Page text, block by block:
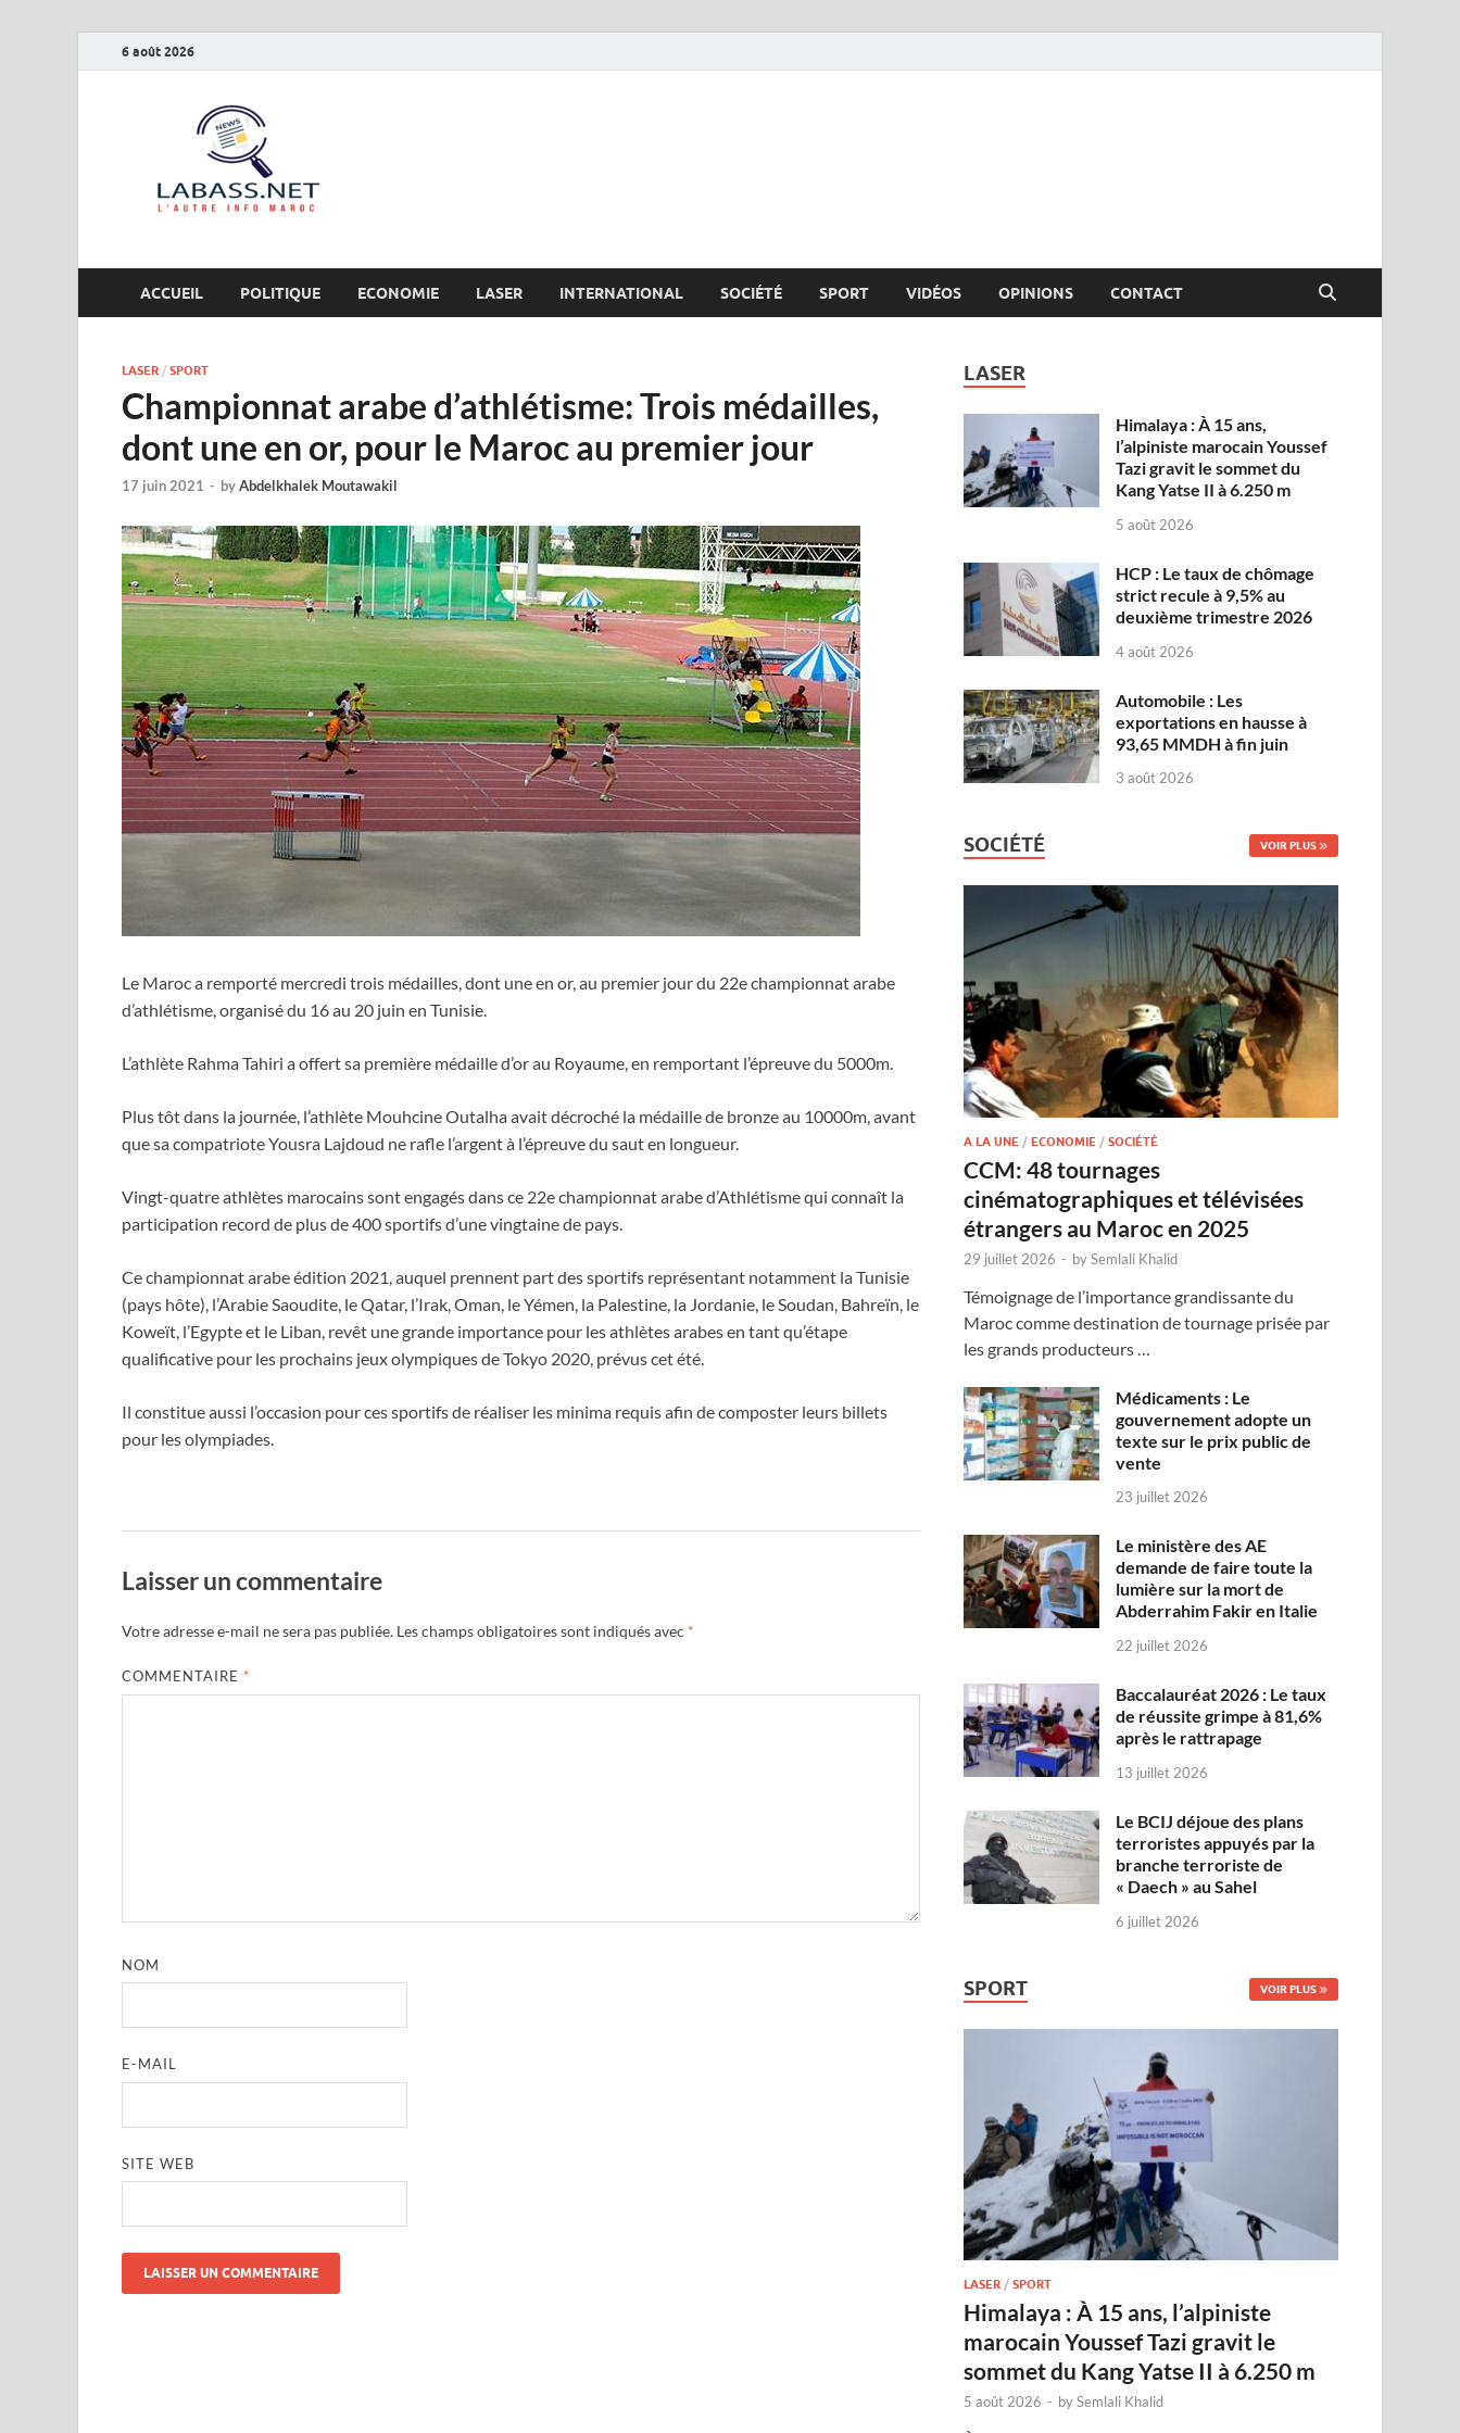
6 août 2026
ACCUEIL POLITIQUE ECONOMIE LASER INTERNATIONAL SOCIÉTÉ SPORT VIDÉOS OPINIONS CONTACT
LASER / SPORT
Championnat arabe d’athlétisme: Trois médailles,
dont une en or, pour le Maroc au premier jour
17 juin 2021 - byAbdelkhalek Moutawakil
Le Maroc a remporté mercredi trois médailles, dont une en or, au premier jour du 22e championnat arabe
d’athlétisme, organisé du 16 au 20 juin en Tunisie.
L’athlète Rahma Tahiri a offert sa première médaille d’or au Royaume, en remportant l’épreuve du 5000m.
Plus tôt dans la journée, l’athlète Mouhcine Outalha avait décroché la médaille de bronze au 10000m, avant
que sa compatriote Yousra Lajdoud ne rafle l’argent à l’épreuve du saut en longueur.
Vingt-quatre athlètes marocains sont engagés dans ce 22e championnat arabe d’Athlétisme qui connaît la
participation record de plus de 400 sportifs d’une vingtaine de pays.
Ce championnat arabe édition 2021, auquel prennent part des sportifs représentant notamment la Tunisie
(pays hôte), l’Arabie Saoudite, le Qatar, l’Irak, Oman, le Yémen, la Palestine, la Jordanie, le Soudan, Bahreïn, le
Koweït, l’Egypte et le Liban, revêt une grande importance pour les athlètes arabes en tant qu’étape
qualificative pour les prochains jeux olympiques de Tokyo 2020, prévus cet été.
Il constitue aussi l’occasion pour ces sportifs de réaliser les minima requis afin de composter leurs billets
pour les olympiades.
Laisser un commentaire
Votre adresse e-mail ne sera pas publiée. Les champs obligatoires sont indiqués avec *
COMMENTAIRE *
NOM
E-MAIL
SITE WEB
LASER
Himalaya : À 15 ans,
l’alpiniste marocain Youssef
Tazi gravit le sommet du
Kang Yatse II à 6.250 m
5 août 2026
HCP : Le taux de chômage
strict recule à 9,5% au
deuxième trimestre 2026
4 août 2026
Automobile : Les
exportations en hausse à
93,65 MMDH à fin juin
3 août 2026
SOCIÉTÉ VOIR PLUS
A LA UNE /ECONOMIE /SOCIÉTÉ
CCM: 48 tournages
cinématographiques et télévisées
étrangers au Maroc en 2025
29 juillet 2026 - bySemlali Khalid
Témoignage de l’importance grandissante du
Maroc comme destination de tournage prisée par
les grands producteurs …
Médicaments : Le
gouvernement adopte un
texte sur le prix public de
vente
23 juillet 2026
Le ministère des AE
demande de faire toute la
lumière sur la mort de
Abderrahim Fakir en Italie
22 juillet 2026
Baccalauréat 2026 : Le taux
de réussite grimpe à 81,6%
après le rattrapage
13 juillet 2026
Le BCIJ déjoue des plans
terroristes appuyés par la
branche terroriste de
« Daech » au Sahel
6 juillet 2026
SPORT VOIR PLUS
LASER /SPORT
Himalaya : À 15 ans, l’alpiniste
marocain Youssef Tazi gravit le
sommet du Kang Yatse II à 6.250 m
5 août 2026 - bySemlali Khalid